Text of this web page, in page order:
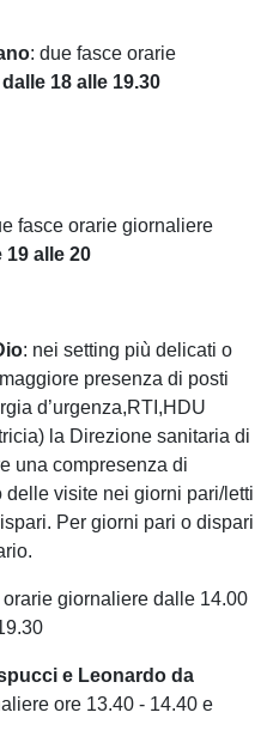
: due fasce orarie
18 alle 19.30
fasce orarie giornaliere
19 alle 20
: nei setting più delicati o
presenza di posti
d’urgenza,RTI,HDU
la Direzione sanitaria di
una compresenza di
visite nei giorni pari/letti
Per giorni pari o dispari
giornaliere dalle 14.00
e Leonardo da
ore 13.40 - 14.40 e